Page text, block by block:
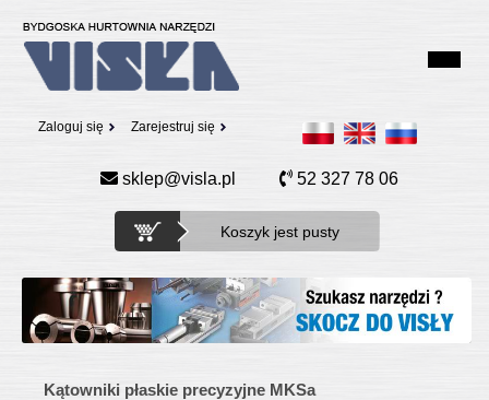
Zarejestruj się
Zaloguj się
sklep@visla.pl 52 327 78 06
Koszyk jest pusty
Kątowniki płaskie precyzyjne MKSa